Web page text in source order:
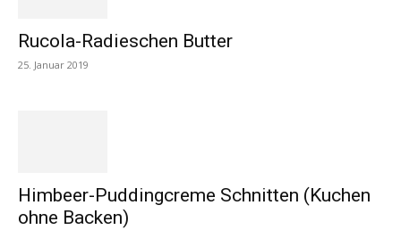
Rucola-Radieschen Butter
25. Januar 2019
Himbeer-Puddingcreme Schnitten (Kuchen
ohne Backen)